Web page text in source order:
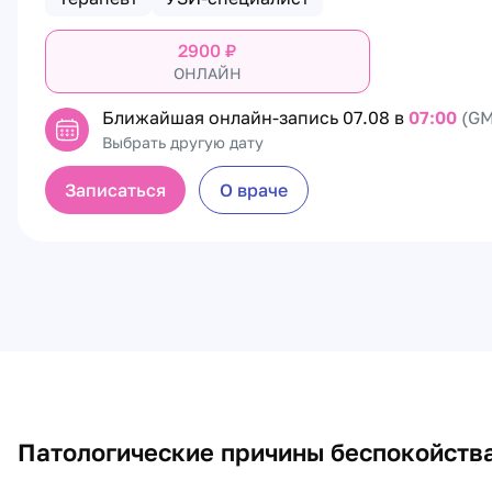
2900 ₽
ОНЛАЙН
Ближайшая онлайн-запись 07.08 в 07:00
Выбрать другую дату
Записаться О враче
Патологические причины